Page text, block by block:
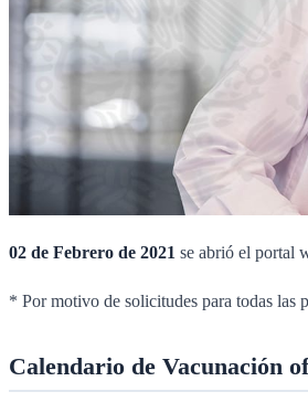
02 de Febrero de 2021 se abrió el portal
* Por motivo de solicitudes para todas las
Calendario de Vacunación